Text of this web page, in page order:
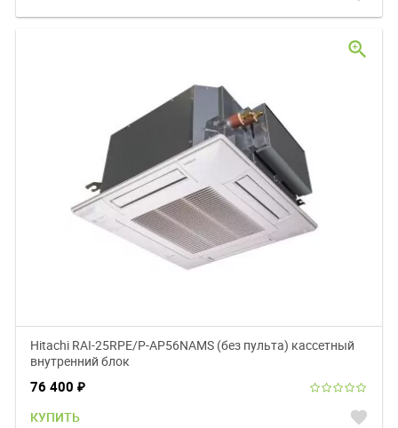
Hitachi RAI-25RPE/P-AP56NAMS (без пульта) кассетный
внутренний блок
76 400 ₽
КУПИТЬ favorite
zoom_in